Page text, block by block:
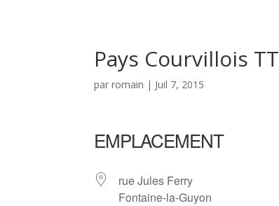
Pays Courvillois TT
parromain | Juil 7, 2015
EMPLACEMENT
rue Jules Ferry
Fontaine-la-Guyon